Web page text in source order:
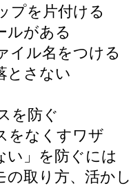
プを片付ける
ルがある
イル名をつける
とさない
を防ぐ
をなくすワザ
い」を防ぐには
の取り方、活か